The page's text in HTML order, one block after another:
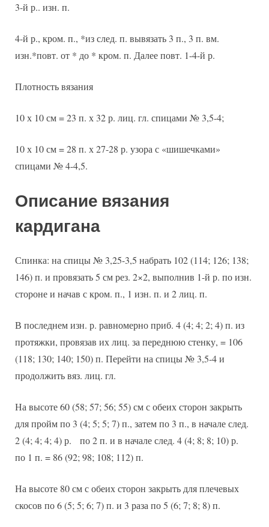
3-й р.. изн. п.
4-й р., кром. п., *из след. п. вывязать 3 п., 3 п. вм.
изн.*повт. от * до * кром. п. Далее повт. 1-4-й р.
Плотность вязания
10 х 10 см = 23 п. х 32 р. лиц. гл. спицами № 3,5-4;
10 х 10 см = 28 п. х 27-28 р. узора с «шишечками»
спицами № 4-4,5.
Описание вязания
кардигана
Спинка: на спицы № 3,25-3,5 набрать 102 (114; 126; 138;
146) п. и провязать 5 см рез. 2×2, выполнив 1-й р. по изн.
стороне и начав с кром. п., 1 изн. п. и 2 лиц. п.
В последнем изн. р. равномерно приб. 4 (4; 4; 2; 4) п. из
протяжки, провязав их лиц. за переднюю стенку, = 106
(118; 130; 140; 150) п. Перейти на спицы № 3,5-4 и
продолжить вяз. лиц. гл.
На высоте 60 (58; 57; 56; 55) см с обеих сторон закрыть
для пройм по 3 (4; 5; 5; 7) п., затем по 3 п., в начале след.
2 (4; 4; 4; 4) р. по 2 п. и в начале след. 4 (4; 8; 8; 10) р.
по 1 п. = 86 (92; 98; 108; 112) п.
На высоте 80 см с обеих сторон закрыть для плечевых
скосов по 6 (5; 5; 6; 7) п. и 3 раза по 5 (6; 7; 8; 8) п.